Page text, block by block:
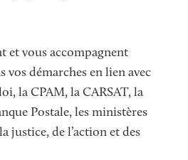
et vous accompagnent
vos démarches en lien avec
la CPAM, la CARSAT, la
Postale, les ministères
justice, de l’action et des